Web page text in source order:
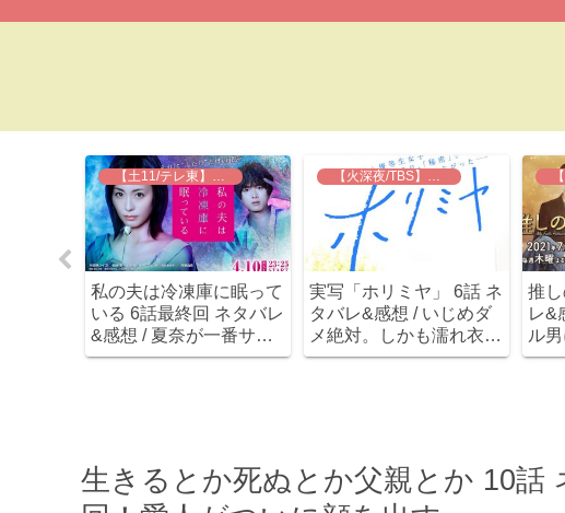
【木深夜/MBS】美しい彼
美しい彼(実写ドラマ) 6
話最終回ネタバレ&感想
/ ハッピーエンド万歳！
予想より刺激的なラスト
【木11/MBS】どうせもう逃げられない
どうせもう逃げられない
(実写ドラマ) 9話最終回
ネタバレ&感想 / え、最
後は霊が出てきて拓己の
恋
感
ウ
い
生きるとか死ぬとか父親とか 10話